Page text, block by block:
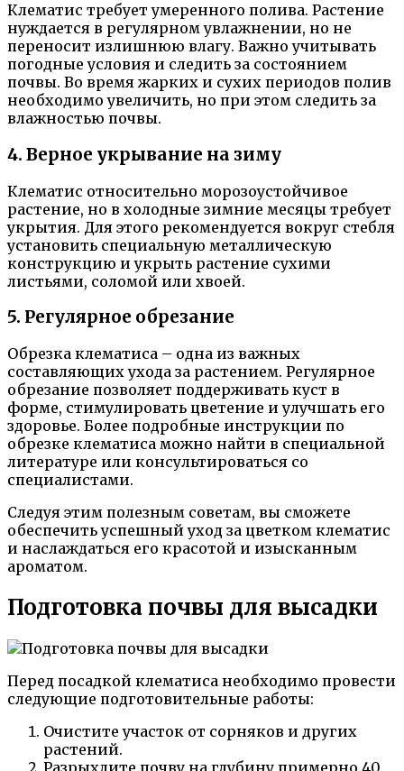
Клематис требует умеренного полива. Растение
нуждается в регулярном увлажнении, но не
переносит излишнюю влагу. Важно учитывать
погодные условия и следить за состоянием
почвы. Во время жарких и сухих периодов полив
необходимо увеличить, но при этом следить за
влажностью почвы.
4. Верное укрывание на зиму
Клематис относительно морозоустойчивое
растение, но в холодные зимние месяцы требует
укрытия. Для этого рекомендуется вокруг стебля
установить специальную металлическую
конструкцию и укрыть растение сухими
листьями, соломой или хвоей.
5. Регулярное обрезание
Обрезка клематиса – одна из важных
составляющих ухода за растением. Регулярное
обрезание позволяет поддерживать куст в
форме, стимулировать цветение и улучшать его
здоровье. Более подробные инструкции по
обрезке клематиса можно найти в специальной
литературе или консультироваться со
специалистами.
Следуя этим полезным советам, вы сможете
обеспечить успешный уход за цветком клематис
и наслаждаться его красотой и изысканным
ароматом.
Подготовка почвы для высадки
Перед посадкой клематиса необходимо провести
следующие подготовительные работы:
Очистите участок от сорняков и других
растений.
Разрыхлите почву на глубину примерно 40